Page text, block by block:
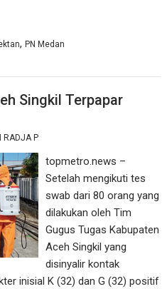
,PN Medan
Singkil Terpapar
RADJA P
topmetro.news –
Setelah mengikuti tes
swab dari 80 orang yang
dilakukan oleh Tim
Gugus Tugas Kabupaten
Aceh Singkil yang
disinyalir kontak
inisial K (32) dan G (32) positif